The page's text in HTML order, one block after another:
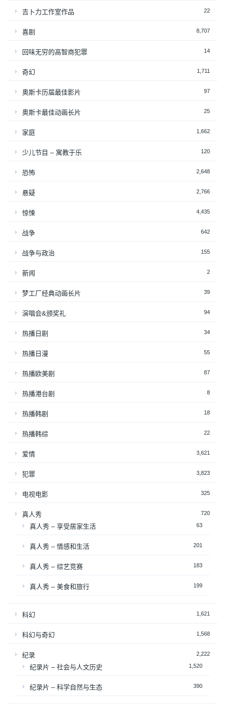
吉卜力工作室作品 22
喜剧 8,707
回味无穷的高智商犯罪 14
奇幻 1,711
奥斯卡历届最佳影片 97
奥斯卡最佳动画长片 25
家庭 1,662
少儿节目 – 寓教于乐 120
恐怖 2,648
悬疑 2,766
惊悚 4,435
战争 642
战争与政治 155
新闻 2
梦工厂经典动画长片 39
演唱会&颁奖礼 94
热播日剧 34
热播日漫 55
热播欧美剧 87
热播港台剧 8
热播韩剧 18
热播韩综 22
爱情 3,621
犯罪 3,823
电视电影 325
真人秀 720
真人秀 – 享受居家生活 63
真人秀 – 情感和生活 201
真人秀 – 综艺竞赛 183
真人秀 – 美食和旅行 199
科幻 1,621
科幻与奇幻 1,568
纪录 2,222
纪录片 – 社会与人文历史 1,520
纪录片 – 科学自然与生态 390